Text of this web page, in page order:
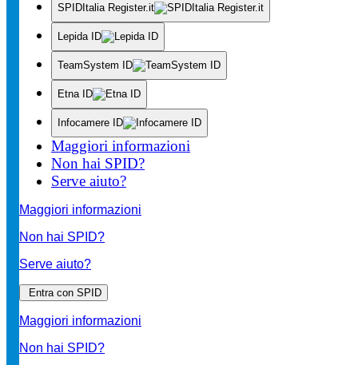
SPIDItalia Register.it
Lepida ID
TeamSystem ID
Etna ID
Infocamere ID
Maggiori informazioni
Non hai SPID?
Serve aiuto?
Maggiori informazioni
Non hai SPID?
Serve aiuto?
Entra con SPID
Maggiori informazioni
Non hai SPID?